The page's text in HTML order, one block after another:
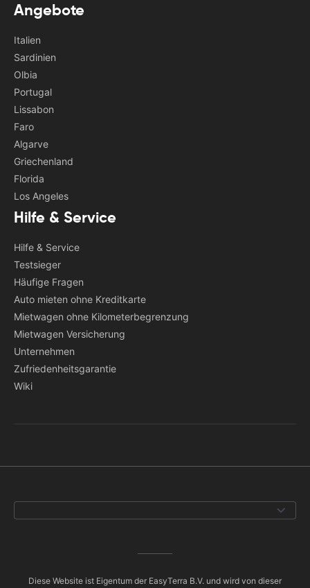
Angebote
Italien
Sardinien
Olbia
Portugal
Lissabon
Faro
Algarve
Griechenland
Florida
Los Angeles
Hilfe & Service
Hilfe & Service
Testsieger
Häufige Fragen
Auto mieten ohne Kreditkarte
Mietwagen ohne Kilometerbegrenzung
Mietwagen Versicherung
Unternehmen
Zufriedenheitsgarantie
Wiki
Diese Website ist Eigentum der EasyTerra B.V. und wird von dieser